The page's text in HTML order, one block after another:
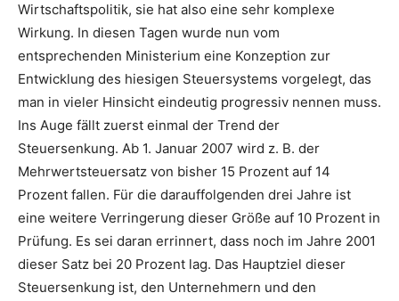
Wirtschaftspolitik, sie hat also eine sehr komplexe
Wirkung. In diesen Tagen wurde nun vom
entsprechenden Ministerium eine Konzeption zur
Entwicklung des hiesigen Steuersystems vorgelegt, das
man in vieler Hinsicht eindeutig progressiv nennen muss.
Ins Auge fällt zuerst einmal der Trend der
Steuersenkung. Ab 1. Januar 2007 wird z. B. der
Mehrwertsteuersatz von bisher 15 Prozent auf 14
Prozent fallen. Für die darauffolgenden drei Jahre ist
eine weitere Verringerung dieser Größe auf 10 Prozent in
Prüfung. Es sei daran errinnert, dass noch im Jahre 2001
dieser Satz bei 20 Prozent lag. Das Hauptziel dieser
Steuersenkung ist, den Unternehmern und den